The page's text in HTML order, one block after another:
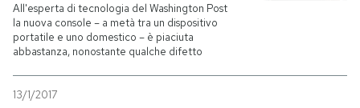
All'esperta di tecnologia del Washington Post
la nuova console – a metà tra un dispositivo
portatile e uno domestico – è piaciuta
abbastanza, nonostante qualche difetto
13/1/2017